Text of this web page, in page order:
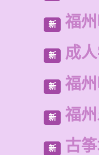
新 福
新 成
新 福
新 福
新 古